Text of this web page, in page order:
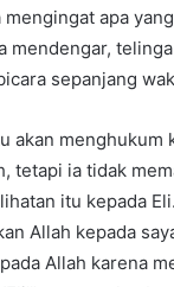
apa
mendengar,
sepanjang
akan menghukum
tetapi ia tidak
itu kepada
Allah kepada
Allah karena